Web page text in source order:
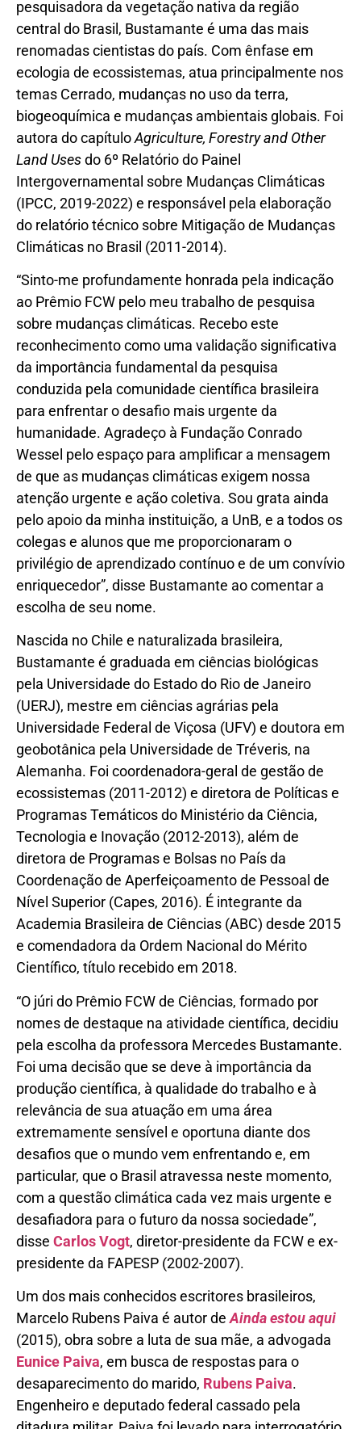
pesquisadora da vegetação nativa da região
central do Brasil, Bustamante é uma das mais
renomadas cientistas do país. Com ênfase em
ecologia de ecossistemas, atua principalmente nos
temas Cerrado, mudanças no uso da terra,
biogeoquímica e mudanças ambientais globais. Foi
autora do capítuloAgriculture, Forestry and Other
Land Usesdo 6º Relatório do Painel
Intergovernamental sobre Mudanças Climáticas
(IPCC, 2019-2022) e responsável pela elaboração
do relatório técnico sobre Mitigação de Mudanças
Climáticas no Brasil (2011-2014).
“Sinto-me profundamente honrada pela indicação
ao Prêmio FCW pelo meu trabalho de pesquisa
sobre mudanças climáticas. Recebo este
reconhecimento como uma validação significativa
da importância fundamental da pesquisa
conduzida pela comunidade científica brasileira
para enfrentar o desafio mais urgente da
humanidade. Agradeço à Fundação Conrado
Wessel pelo espaço para amplificar a mensagem
de que as mudanças climáticas exigem nossa
atenção urgente e ação coletiva. Sou grata ainda
pelo apoio da minha instituição, a UnB, e a todos os
colegas e alunos que me proporcionaram o
privilégio de aprendizado contínuo e de um convívio
enriquecedor”, disse Bustamante ao comentar a
escolha de seu nome.
Nascida no Chile e naturalizada brasileira,
Bustamante é graduada em ciências biológicas
pela Universidade do Estado do Rio de Janeiro
(UERJ), mestre em ciências agrárias pela
Universidade Federal de Viçosa (UFV) e doutora em
geobotânica pela Universidade de Tréveris, na
Alemanha. Foi coordenadora-geral de gestão de
ecossistemas (2011-2012) e diretora de Políticas e
Programas Temáticos do Ministério da Ciência,
Tecnologia e Inovação (2012-2013), além de
diretora de Programas e Bolsas no País da
Coordenação de Aperfeiçoamento de Pessoal de
Nível Superior (Capes, 2016). É integrante da
Academia Brasileira de Ciências (ABC) desde 2015
e comendadora da Ordem Nacional do Mérito
Científico, título recebido em 2018.
“O júri do Prêmio FCW de Ciências, formado por
nomes de destaque na atividade científica, decidiu
pela escolha da professora Mercedes Bustamante.
Foi uma decisão que se deve à importância da
produção científica, à qualidade do trabalho e à
relevância de sua atuação em uma área
extremamente sensível e oportuna diante dos
desafios que o mundo vem enfrentando e, em
particular, que o Brasil atravessa neste momento,
com a questão climática cada vez mais urgente e
desafiadora para o futuro da nossa sociedade”,
disse Carlos Vogt, diretor-presidente da FCW e ex-
presidente da FAPESP (2002-2007).
Um dos mais conhecidos escritores brasileiros,
Marcelo Rubens Paiva é autor deAinda estou aqui
(2015), obra sobre a luta de sua mãe, a advogada
Eunice Paiva, em busca de respostas para o
desaparecimento do marido, Rubens Paiva.
Engenheiro e deputado federal cassado pela